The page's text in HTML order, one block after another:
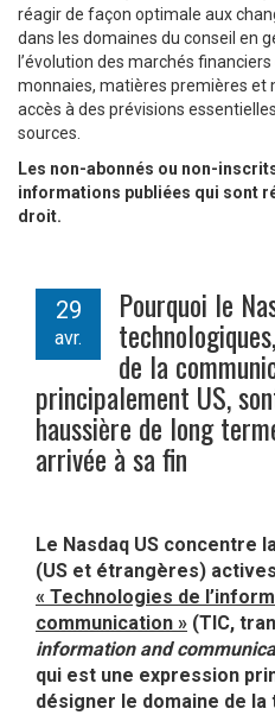
réagir de façon optimale aux
dans les domaines du conseil en
l’évolution des marchés
monnaies, matières premières et
accès à des prévisions
sources.
Les non-abonnés ou non-
informations publiées qui sont
droit.
29
avr.
Pourquoi le
de la
principalement US,
haussière de long
arrivée à sa fin
Le Nasdaq US concentre
(US et étrangères)
« Technologies de
communication » (TIC,
information and
qui est une expression
désigner le domaine de la